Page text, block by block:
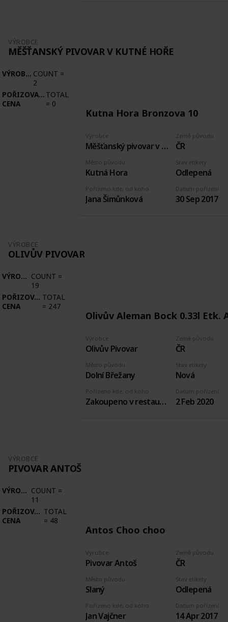
VÝROBCE
MĚŠŤANSKÝ PIVOVAR V KUTNÉ HOŘE
VÝROBCE COUNT =
2
POŘIZOVACÍ
CENA
TOTAL
= 0
Kutna Hora Bronzova 10
Výrobce
Měšťanský pivovar v Kutné Hoře
Země původu
ČR
Pořízeno kde, od koho
Jana Šimůnková
Stav etikety
Odlepená
Datum pořízení
30 Sep 2017
Město původu
Kutná Hora
VÝROBCE
OLIVŮV PIVOVAR
VÝROBCE COUNT =
19
POŘIZOVACÍ
CENA
TOTAL
= 247
Olivův Aleman Bock 0.33l Etk.
Výrobce
Olivův Pivovar
Země původu
ČR
Pořízeno kde, od koho
Zakoupeno v restauraci pivovaru
Stav etikety
Nová
Datum pořízení
2 Feb 2020
Město původu
Dolní Břežany
VÝROBCE
PIVOVAR ANTOŠ
VÝROBCE COUNT =
11
POŘIZOVACÍ
CENA
TOTAL
= 48
Antos Choo choo
Výrobce
Pivovar Antoš
Země původu
ČR
Pořízeno kde, od koho
Jan Vajčner
Stav etikety
Odlepená
Datum pořízení
14 Apr 2017
Město původu
Slaný